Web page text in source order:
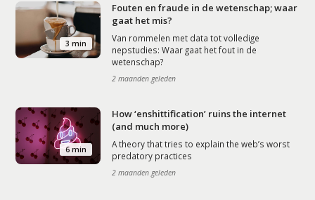
3 min
Fouten en fraude in de wetenschap; waar
gaat het mis?
Van rommelen met data tot volledige
nepstudies: Waar gaat het fout in de
wetenschap?
2 maanden geleden
6 min
How ‘enshittification’ ruins the internet
(and much more)
A theory that tries to explain the web’s worst
predatory practices
2 maanden geleden